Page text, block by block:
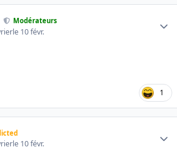
Modérateurs
le 10 févr.
1
le 10 févr.